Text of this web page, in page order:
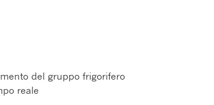
del gruppo frigorifero
reale